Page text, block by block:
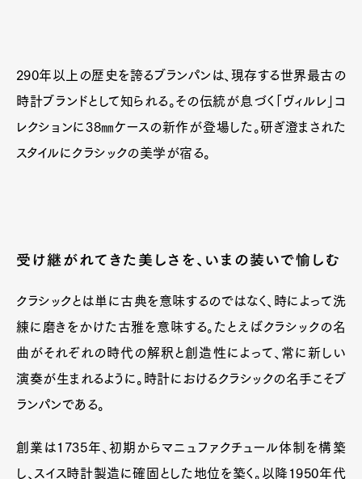
ProductCultureLifestyle
290年以上の歴史を誇るブランパンは、現存する世界最古の
時計ブランドとして知られる。その伝統が息づく「ヴィルレ」コ
レクションに38㎜ケースの新作が登場した。研ぎ澄まされた
スタイルにクラシックの美学が宿る。
受け継がれてきた美しさを、いまの装いで愉しむ
クラシックとは単に古典を意味するのではなく、時によって洗
練に磨きをかけた古雅を意味する。たとえばクラシックの名
曲がそれぞれの時代の解釈と創造性によって、常に新しい
演奏が生まれるように。時計におけるクラシックの名手こそブ
ランパンである。
創業は1735年、初期からマニュファクチュール体制を構築
し、スイス時計製造に確固とした地位を築く。以降1950年代